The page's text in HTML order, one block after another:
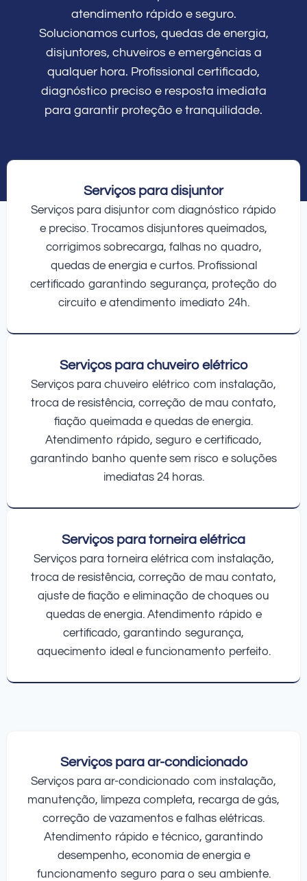
atendimento rápido e seguro.
Solucionamos curtos, quedas de energia,
disjuntores, chuveiros e emergências a
qualquer hora. Profissional certificado,
diagnóstico preciso e resposta imediata
para garantir proteção e tranquilidade.
Serviços para disjuntor
Serviços para disjuntor com diagnóstico rápido
e preciso. Trocamos disjuntores queimados,
corrigimos sobrecarga, falhas no quadro,
quedas de energia e curtos. Profissional
certificado garantindo segurança, proteção do
circuito e atendimento imediato 24h.
Serviços para chuveiro elétrico
Serviços para chuveiro elétrico com instalação,
troca de resistência, correção de mau contato,
fiação queimada e quedas de energia.
Atendimento rápido, seguro e certificado,
garantindo banho quente sem risco e soluções
imediatas 24 horas.
Serviços para torneira elétrica
Serviços para torneira elétrica com instalação,
troca de resistência, correção de mau contato,
ajuste de fiação e eliminação de choques ou
quedas de energia. Atendimento rápido e
certificado, garantindo segurança,
aquecimento ideal e funcionamento perfeito.
Serviços para ar-condicionado
Serviços para ar-condicionado com instalação,
manutenção, limpeza completa, recarga de gás,
correção de vazamentos e falhas elétricas.
Atendimento rápido e técnico, garantindo
desempenho, economia de energia e
funcionamento seguro para o seu ambiente.